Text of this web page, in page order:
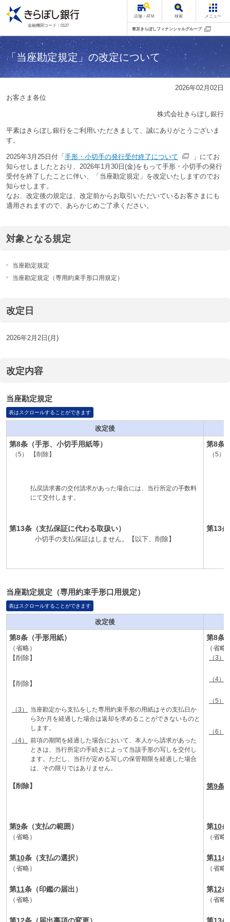
金融機関コード：0137
店舗・ATM 検索 メニュー
東京きらぼしフィナンシャルグループ
「当座勘定規定」の改定について
2026年02月02日
お客さま各位
株式会社きらぼし銀行
平素はきらぼし銀行をご利用いただきまして、誠にありがとうございま
す。
2025年3月25日付「 手形・小切手の発行受付終了について
」にてお
知らせしましたとおり、2026年1月30日(金)をもって手形・小切手の発行
受付を終了したことに伴い、「当座勘定規定」を改定いたしますのでお
知らせします。
なお、改定後の規定は、改定前からお取引いただいているお客さまにも
適用されますので、あらかじめご了承ください。
対象となる規定
当座勘定規定
当座勘定規定（専用約束手形口用規定）
改定日
2026年2月2日(月)
改定内容
当座勘定規定
表はスクロールすることができます
改定後
第8条（手形、小切手用紙等）
（5） 【削除】
払戻請求書の交付請求があった場合には、当行所定の手数料
にて交付します。
第8条
（5）
第13条（支払保証に代わる取扱い）
小切手の支払保証はしません。【以下、削除】
第13
当座勘定規定（専用約束手形口用規定）
表はスクロールすることができます
改定後
第8条（手形用紙）
（省略）
【削除】
【削除】
（3）
当座勘定から支払をした専用約束手形の用紙はその支払日か
ら3か月を経過した場合は返却を求めることができないものと
します。
（4）
前項の期間を経過した場合において、本人から請求があった
ときは、当行所定の手続きによって当該手形の写しを交付し
ます。ただし、当行が定める写しの保管期限を経過した場合
は、その限りではありません。
第8条
（省略
（3）
（4）
（5）
（6）
【削除】 第9条
第9条（支払の範囲）
（省略）
第10
（省略
第10条（支払の選択）
（省略）
第11
（省略
第11条（印鑑の届出）
（省略）
第12
（省略